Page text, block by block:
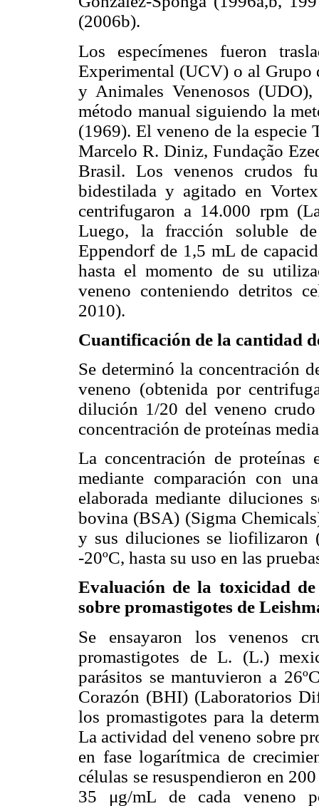
(2006b).
Los especímenes fueron
Experimental (UCV) o al
y Animales Venenosos
método manual siguiendo la
(1969). El veneno de la especie
Marcelo R. Diniz, Fundação
Brasil. Los venenos crudos
bidestilada y agitado en
centrifugaron a 14.000 rpm
Luego, la fracción soluble
Eppendorf de 1,5 mL de
hasta el momento de su
veneno conteniendo detritos
2010).
Cuantificación de la cantidad
Se determinó la concentración
veneno (obtenida por
dilución 1/20 del veneno
concentración de proteínas
La concentración de proteínas
mediante comparación con
elaborada mediante diluciones
bovina (BSA) (Sigma
y sus diluciones se liofilizaron
-20ºC, hasta su uso en las
Evaluación de la toxicidad
sobre promastigotes de
Se ensayaron los venenos
promastigotes de L. (L.)
parásitos se mantuvieron a
Corazón (BHI) (Laboratorios
los promastigotes para la
La actividad del veneno sobre
en fase logarítmica de
células se resuspendieron en
35 μg/mL de cada veneno